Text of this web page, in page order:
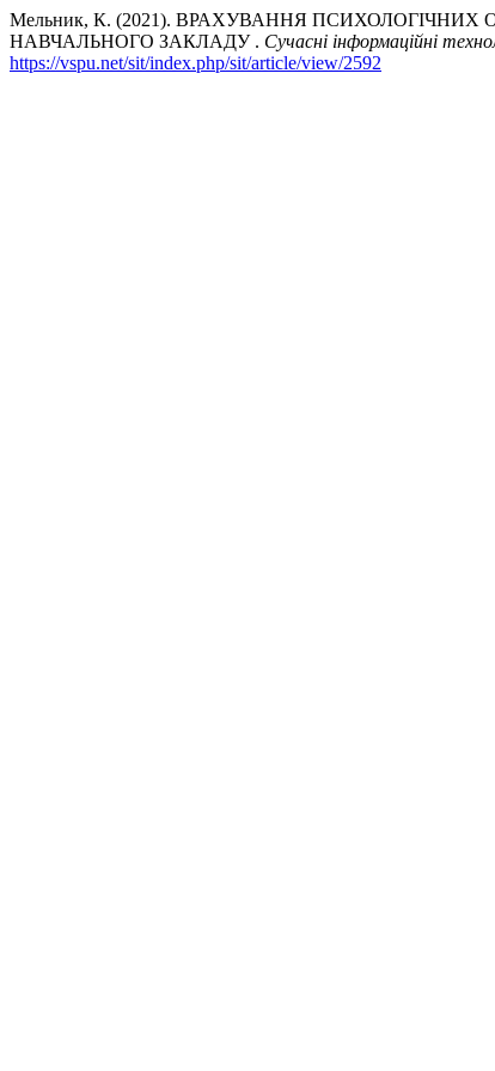
Мельник, К. (2021). ВРАХУВАННЯ
НАВЧАЛЬНОГО ЗАКЛАДУ . Сучасні інформаційні
https://vspu.net/sit/index.php/sit/article/view/2592